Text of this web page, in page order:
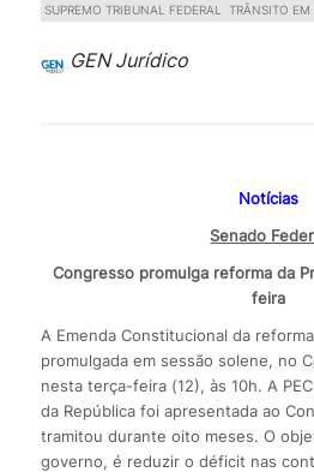
SUPREMO TRIBUNAL FEDERAL TRÂNSITO EM
GEN Jurídico
Notícias
Senado
Congresso promulga reforma da
feira
A Emenda Constitucional da
promulgada em sessão solene, no
nesta terça-feira (12), às 10h. A
da República foi apresentada ao
tramitou durante oito meses. O
governo, é reduzir o déficit nas